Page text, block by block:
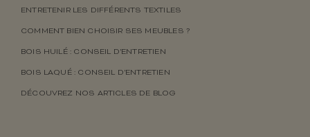
ENTRETENIR LES DIFFÉRENTS TEXTILES
COMMENT BIEN CHOISIR SES MEUBLES ?
BOIS HUILÉ : CONSEIL D’ENTRETIEN
BOIS LAQUÉ : CONSEIL D’ENTRETIEN
DÉCOUVREZ NOS ARTICLES DE BLOG